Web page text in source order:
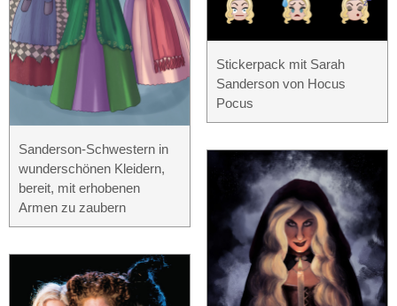
Sanderson-Schwestern in
wunderschönen Kleidern,
bereit, mit erhobenen
Armen zu zaubern
Stickerpack mit Sarah
Sanderson von Hocus
Pocus